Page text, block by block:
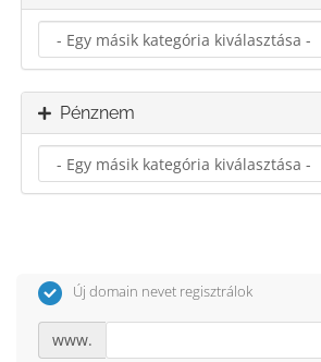
Pénznem
Új domain nevet regisztrálok
www.